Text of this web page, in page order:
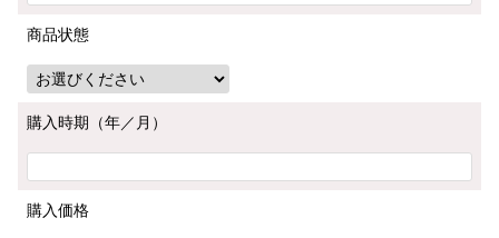
商品状態
購入時期（年／月）
購入価格